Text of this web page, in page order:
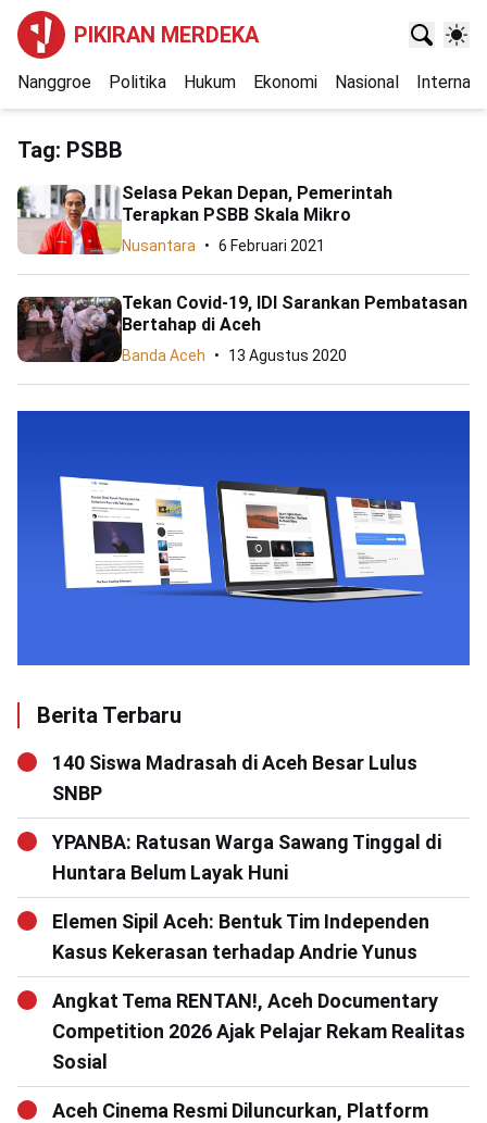
PIKIRAN MERDEKA
Nanggroe Politika Hukum Ekonomi Nasional
Tag: PSBB
Selasa Pekan Depan, Pemerintah
Terapkan PSBB Skala Mikro
Nusantara 6 Februari 2021
Tekan Covid-19, IDI Sarankan Pembatasan
Bertahap di Aceh
Banda Aceh 13 Agustus 2020
Berita Terbaru
140 Siswa Madrasah di Aceh Besar Lulus
SNBP
YPANBA: Ratusan Warga Sawang Tinggal di
Huntara Belum Layak Huni
Elemen Sipil Aceh: Bentuk Tim Independen
Kasus Kekerasan terhadap Andrie Yunus
Angkat Tema RENTAN!, Aceh Documentary
Competition 2026 Ajak Pelajar Rekam Realitas
Sosial
Aceh Cinema Resmi Diluncurkan, Platform